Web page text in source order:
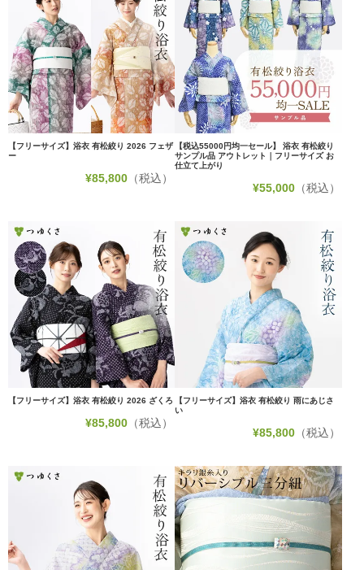
【フリーサイズ】浴衣 有松絞り 2026 フェザ
ー
¥85,800 （税込）
【税込55000円均一セール】 浴衣 有松絞り
サンプル品 アウトレット｜フリーサイズ お
仕立て上がり
¥55,000（税込）
【フリーサイズ】浴衣 有松絞り 2026 ざくろ
¥85,800 （税込）
【フリーサイズ】浴衣 有松絞り 雨にあじさ
い
¥85,800（税込）